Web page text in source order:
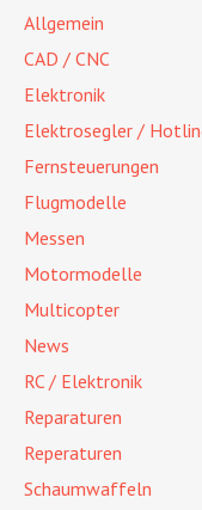
Allgemein
CAD / CNC
Elektronik
Elektrosegler /
Fernsteuerungen
Flugmodelle
Messen
Motormodelle
Multicopter
News
RC / Elektronik
Reparaturen
Reperaturen
Schaumwaffeln